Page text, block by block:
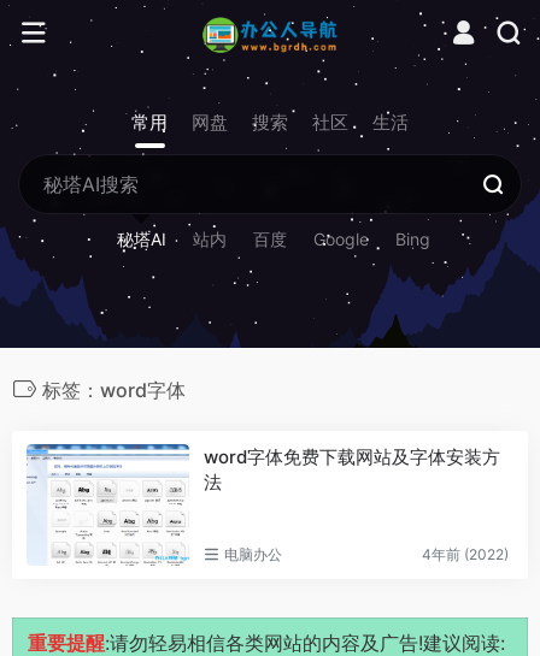
常用 网盘 搜索 社区 生活
秘塔AI 站内 百度 Google Bing
标签：word字体
word字体免费下载网站及字体安装方
法
电脑办公 4年前 (2022)
重要提醒:请勿轻易相信各类网站的内容及广告!建议阅读: